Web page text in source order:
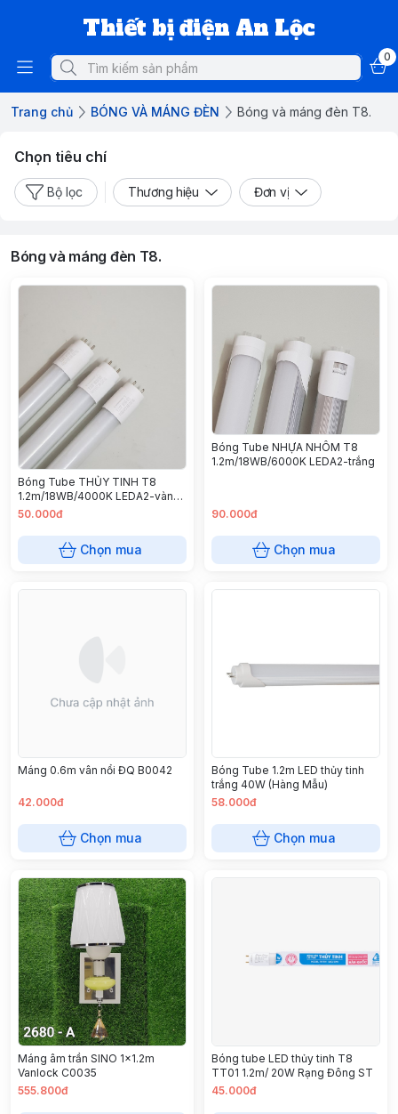
Thiết bị điện An Lộc
0
Trang chủ BÓNG VÀ MÁNG ĐÈN Bóng và máng đèn T8.
Chọn tiêu chí
Bộ lọc Thương hiệu Đơn vị
Bóng và máng đèn T8.
Bóng Tube THỦY TINH T8
1.2m/18WB/4000K LEDA2-vàng
(AL-T8SSGZ12-B)
50.000đ
Chọn mua
Bóng Tube NHỰA NHÔM T8
1.2m/18WB/6000K LEDA2-trắng
90.000đ
Chọn mua
Máng 0.6m vân nổi ĐQ B0042
42.000đ
Chọn mua
Bóng Tube 1.2m LED thủy tinh
trắng 40W (Hàng Mẫu)
58.000đ
Chọn mua
Máng âm trần SINO 1x1.2m
Vanlock C0035
555.800đ
Bóng tube LED thủy tinh T8
TT01 1.2m/ 20W Rạng Đông ST
45.000đ